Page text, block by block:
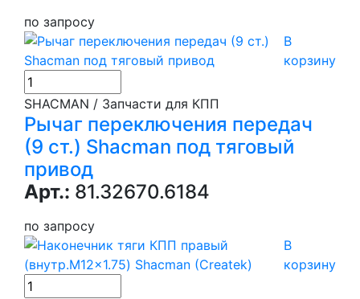
по запросу
В
корзину
SHACMAN / Запчасти для КПП
Рычаг переключения передач
(9 ст.) Shacman под тяговый
привод
Арт.: 81.32670.6184
по запросу
В
корзину